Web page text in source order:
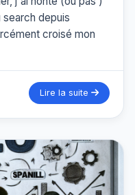
search depuis
croisé mon
Lire la suite